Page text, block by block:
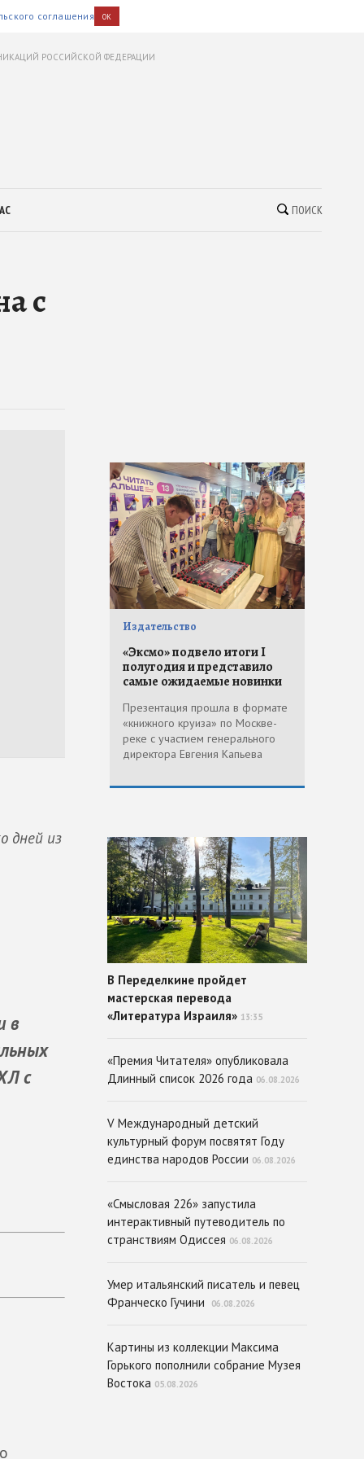
соглашения OK
РОССИЙСКОЙ ФЕДЕРАЦИИ
ПОИСК
с
дней из
в
с
Издательство
«Эксмо» подвело итоги I
полугодия и представило
самые ожидаемые новинки
Презентация прошла в формате
«книжного круиза» по Москве-
реке с участием генерального
директора Евгения Капьева
В Переделкине пройдет
мастерская перевода
«Литература Израиля» 13:35
«Премия Читателя» опубликовала
Длинный список 2026 года 06.08.2026
V Международный детский
культурный форум посвятят Году
единства народов России 06.08.2026
«Смысловая 226» запустила
интерактивный путеводитель по
странствиям Одиссея 06.08.2026
Умер итальянский писатель и певец
Франческо Гучини
06.08.2026
Картины из коллекции Максима
Горького пополнили собрание Музея
Востока 05.08.2026